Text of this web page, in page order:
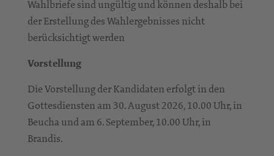
Wahlbriefe sind ungültig und können deshalb bei
der Erstellung des Wahlergebnisses nicht
berücksichtigt werden
Vorstellung
Die Vorstellung der Kandidaten erfolgt in den
Gottesdiensten am 30. August 2026, 10.00 Uhr, in
Beucha und am 6. September, 10.00 Uhr, in
Brandis.